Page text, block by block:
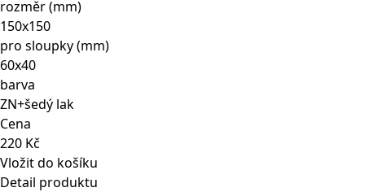
rozměr (mm)
150x150
pro sloupky (mm)
60x40
barva
ZN+šedý lak
Cena
220 Kč
Vložit do košíku
Detail produktu